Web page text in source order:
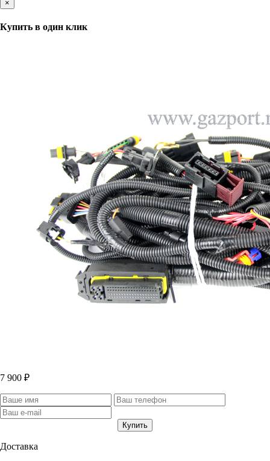
×
Купить в один клик
7 900 ₽
Доставка